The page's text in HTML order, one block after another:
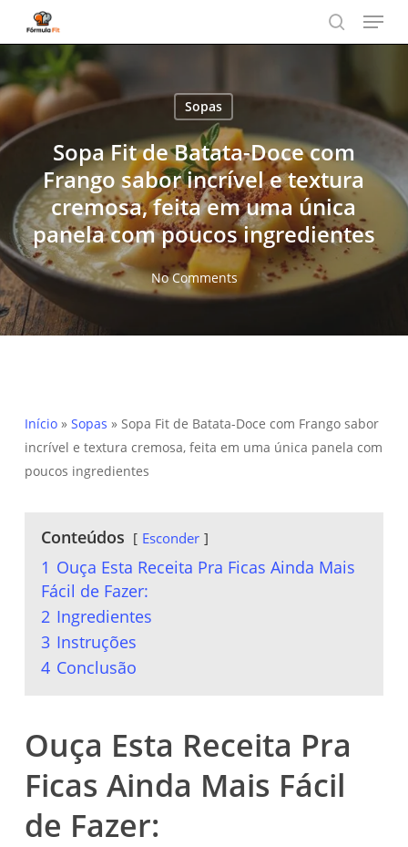
main
content
search
Menu
Sopas
Sopa Fit de Batata-Doce com
Frango sabor incrível e textura
cremosa, feita em uma única
panela com poucos ingredientes
No Comments
Início» Sopas » Sopa Fit de Batata-Doce com Frango sabor
incrível e textura cremosa, feita em uma única panela com
poucos ingredientes
Conteúdos Esconder
1 Ouça Esta Receita Pra Ficas Ainda Mais
Fácil de Fazer:
2 Ingredientes
3 Instruções
4 Conclusão
Ouça Esta Receita Pra
Ficas Ainda Mais Fácil
de Fazer: